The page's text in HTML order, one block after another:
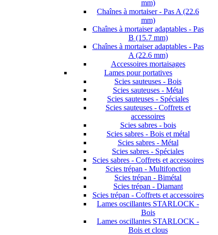
mm)
Chaînes à mortaiser - Pas A (22.6
mm)
Chaînes à mortaiser adaptables - Pas
B (15.7 mm)
Chaînes à mortaiser adaptables - Pas
A (22.6 mm)
Accessoires mortaisages
Lames pour portatives
Scies sauteuses - Bois
Scies sauteuses - Métal
Scies sauteuses - Spéciales
Scies sauteuses - Coffrets et
accessoires
Scies sabres - bois
Scies sabres - Bois et métal
Scies sabres - Métal
Scies sabres - Spéciales
Scies sabres - Coffrets et accessoires
Scies trépan - Multifonction
Scies trépan - Bimétal
Scies trépan - Diamant
Scies trépan - Coffrets et accessoires
Lames oscillantes STARLOCK -
Bois
Lames oscillantes STARLOCK -
Bois et clous